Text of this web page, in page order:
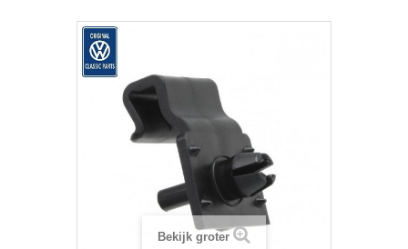
Bekijk groter